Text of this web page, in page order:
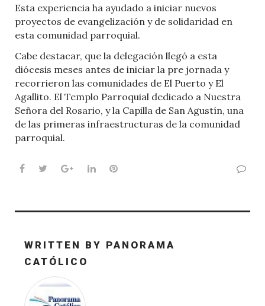
Esta experiencia ha ayudado a iniciar nuevos
proyectos de evangelización y de solidaridad en
esta comunidad parroquial.
Cabe destacar, que la delegación llegó a esta
diócesis meses antes de iniciar la pre jornada y
recorrieron las comunidades de El Puerto y El
Agallito. El Templo Parroquial dedicado a Nuestra
Señora del Rosario, y la Capilla de San Agustín, una
de las primeras infraestructuras de la comunidad
parroquial.
Facebook
TwitterGoogle+LinkedInPinterest
WRITTEN BY PANORAMA
CATÓLICO